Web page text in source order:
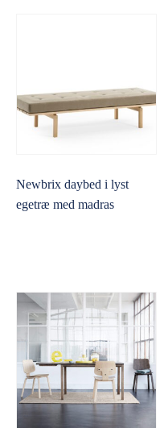
Newbrix daybed i lyst
egetræ med madras